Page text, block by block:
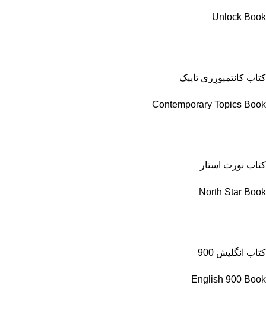
Unlock Book
کتاب کانتمپورِری تاپیک
Contemporary Topics Book
کتاب نورث استار
North Star Book
کتاب انگلیش 900
English 900 Book